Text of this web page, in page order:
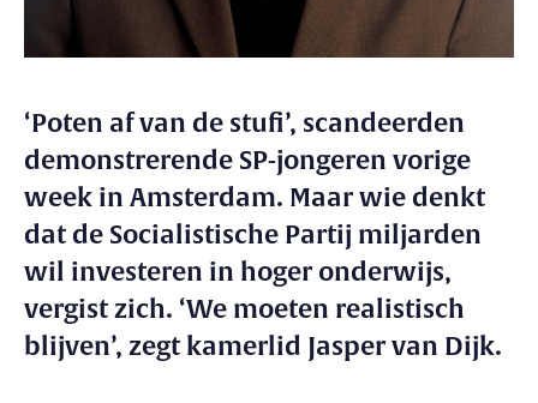
‘Poten af van de stufi’, scandeerden
demonstrerende SP-jongeren vorige
week in Amsterdam. Maar wie denkt
dat de Socialistische Partij miljarden
wil investeren in hoger onderwijs,
vergist zich. ‘We moeten realistisch
blijven’, zegt kamerlid Jasper van Dijk.